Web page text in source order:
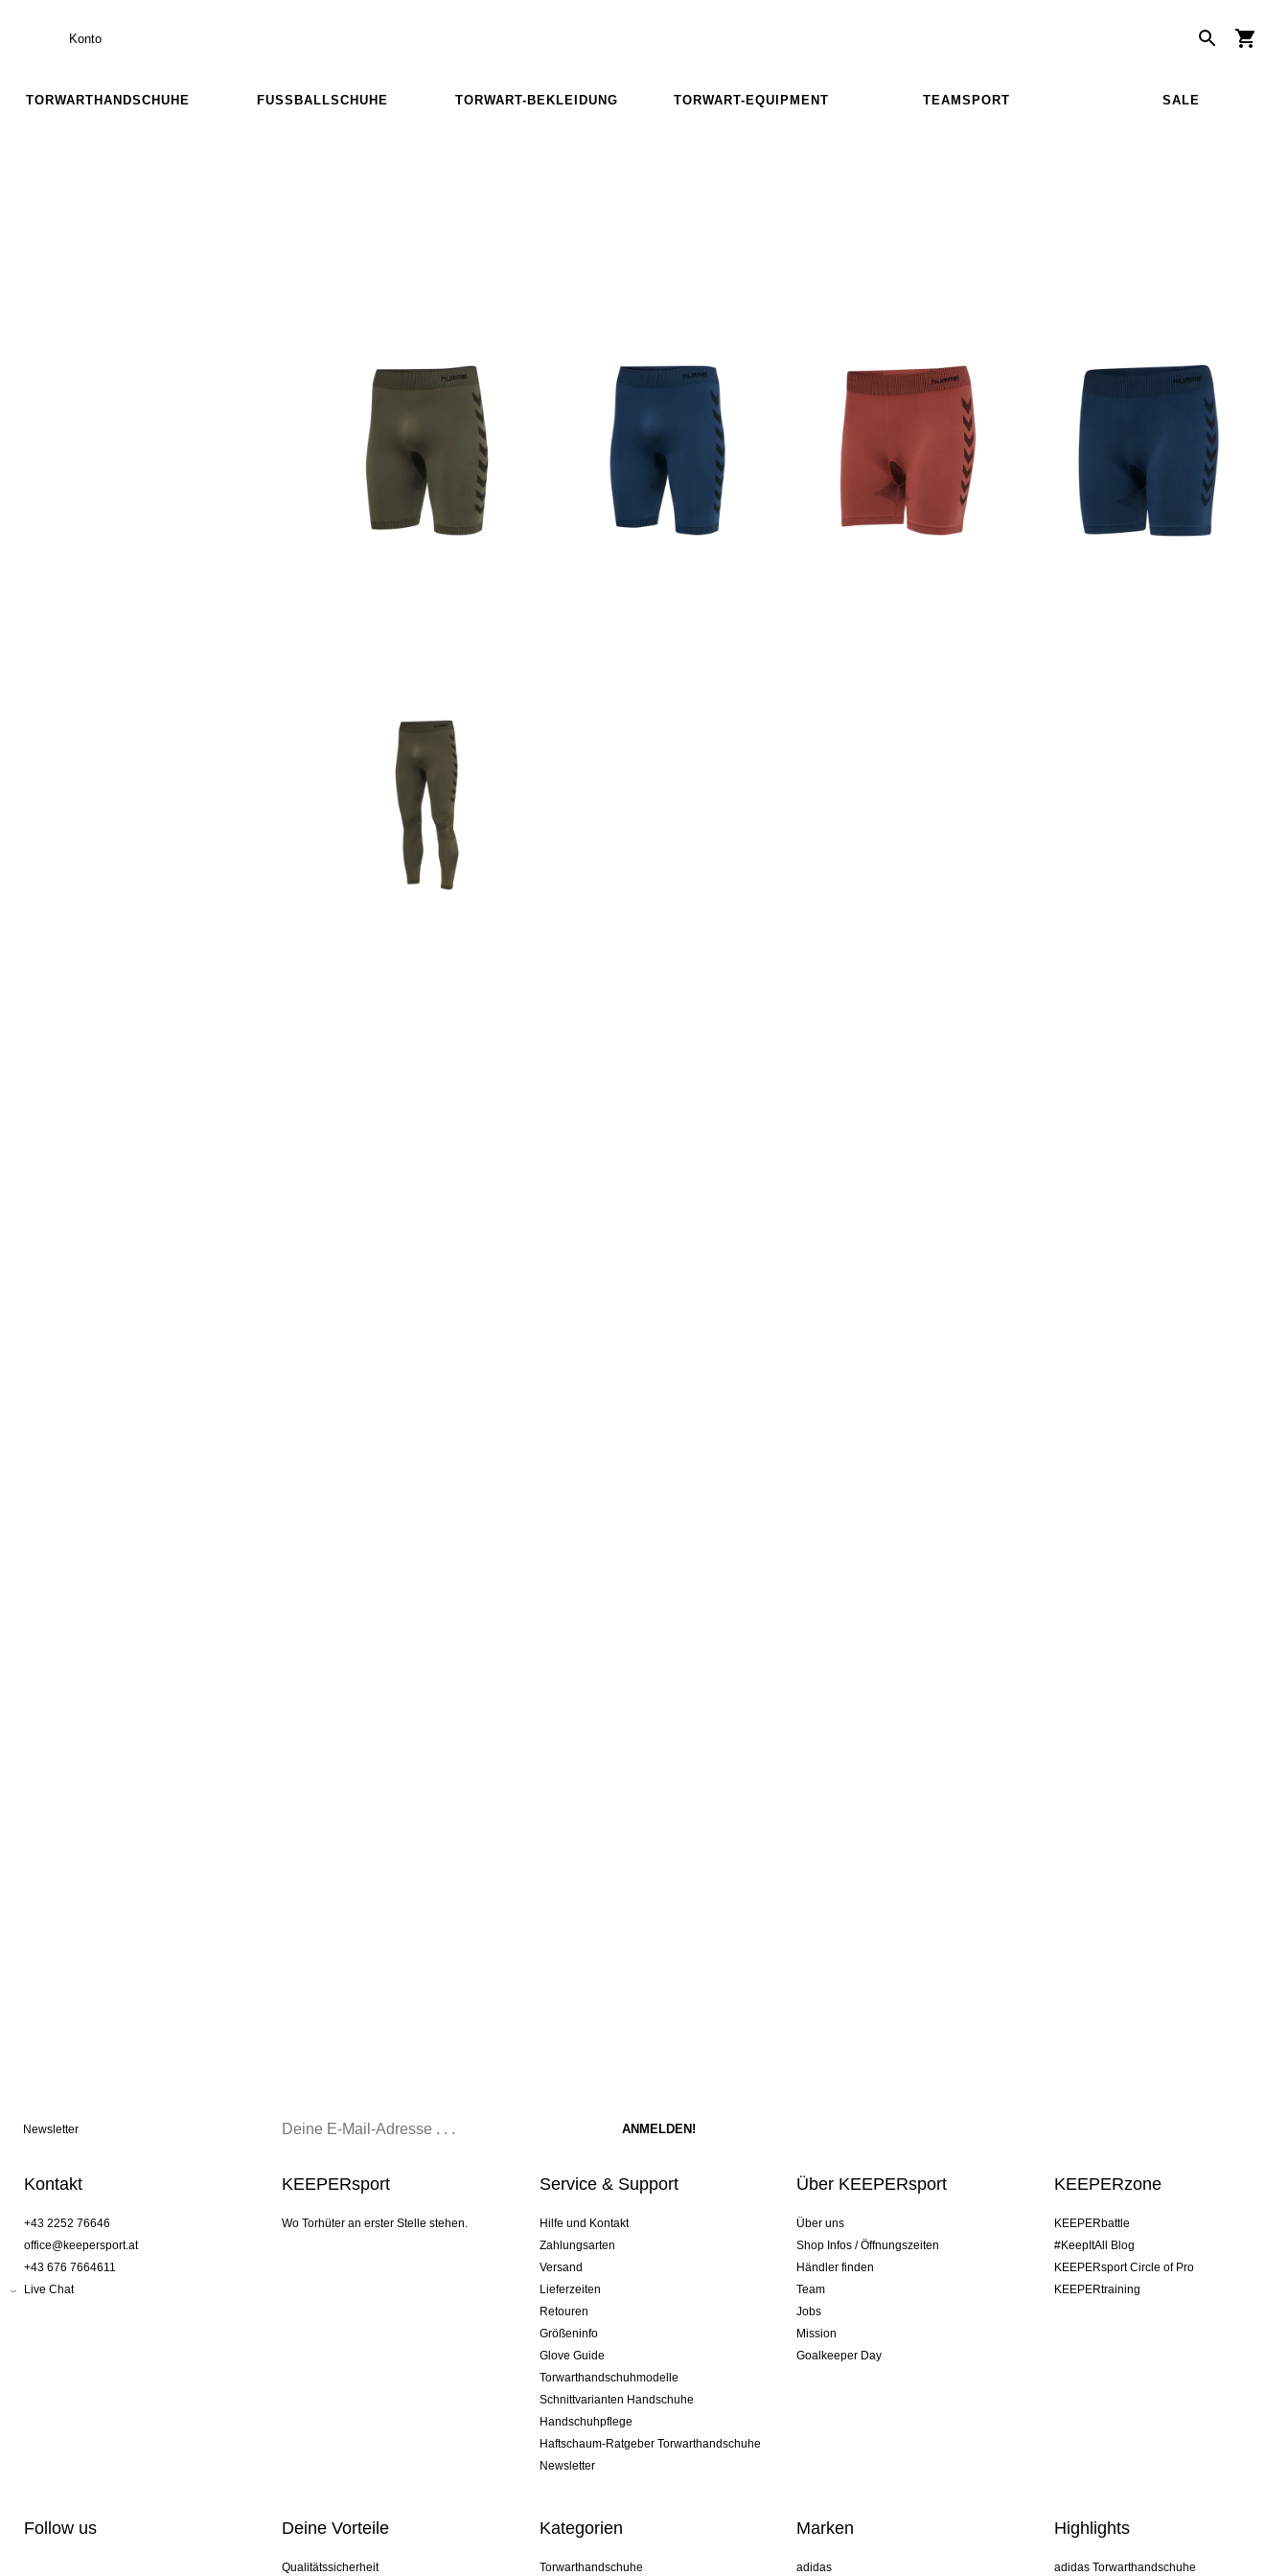
Konto
TORWARTHANDSCHUHE FUSSBALLSCHUHE TORWART-BEKLEIDUNG TORWART-EQUIPMENT TEAMSPORT SALE
Newsletter
Kontakt
+43 2252 76646
office@keepersport.at
+43 676 7664611
Live Chat
KEEPERsport
Wo Torhüter an erster Stelle stehen.
Service & Support
Hilfe und Kontakt
Zahlungsarten
Versand
Lieferzeiten
Retouren
Größeninfo
Glove Guide
Torwarthandschuhmodelle
Schnittvarianten Handschuhe
Handschuhpflege
Haftschaum-Ratgeber Torwarthandschuhe
Newsletter
Über KEEPERsport
Über uns
Shop Infos / Öffnungszeiten
Händler finden
Team
Jobs
Mission
Goalkeeper Day
KEEPERzone
KEEPERbattle
#KeepItAll Blog
KEEPERsport Circle of Pro
KEEPERtraining
Follow us Deine Vorteile
Qualitätssicherheit
Kategorien
Torwarthandschuhe
Marken
adidas
Highlights
adidas Torwarthandschuhe